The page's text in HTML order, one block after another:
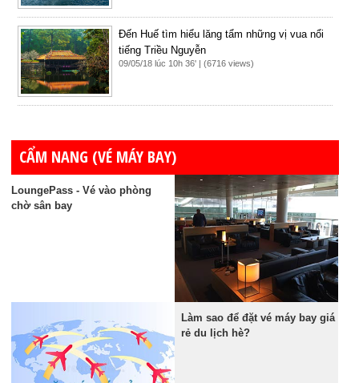
Đến Huế tìm hiểu lăng tẩm những vị vua nổi
tiếng Triều Nguyễn
09/05/18 lúc 10h 36' | (6716 views)
CẨM NANG (VÉ MÁY BAY)
LoungePass - Vé vào phòng
chờ sân bay
Làm sao để đặt vé máy bay giá
rẻ du lịch hè?